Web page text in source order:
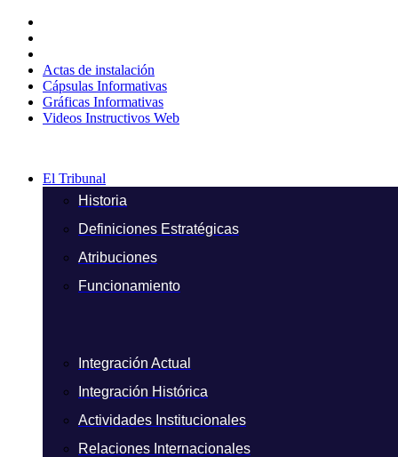
contenido
Actas de instalación
Cápsulas Informativas
Gráficas Informativas
Videos Instructivos Web
El Tribunal
Historia
Definiciones Estratégicas
Atribuciones
Funcionamiento
Integración Actual
Integración Histórica
Actividades Institucionales
Relaciones Internacionales